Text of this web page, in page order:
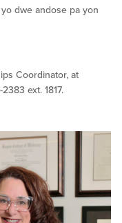
dwe andose pa yon
Coordinator, at
ext. 1817.